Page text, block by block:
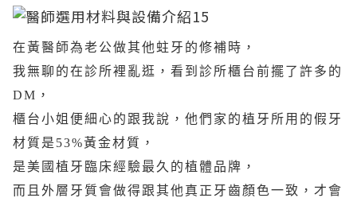
在黃醫師為老公做其他蛀牙的修補時，
我無聊的在診所裡亂逛，看到診所櫃台前擺了許多的
DM，
櫃台小姐便細心的跟我說，他們家的植牙所用的假牙
材質是53%黃金材質，
是美國植牙臨床經驗最久的植體品牌，
而且外層牙質會做得跟其他真正牙齒顏色一致，才會